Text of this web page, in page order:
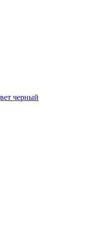
черный